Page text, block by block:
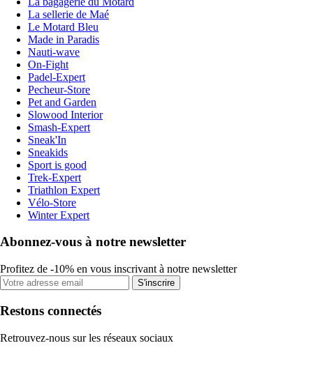
La sellerie de Maé
Le Motard Bleu
Made in Paradis
Nauti-wave
On-Fight
Padel-Expert
Pecheur-Store
Pet and Garden
Slowood Interior
Smash-Expert
Sneak'In
Sneakids
Sport is good
Trek-Expert
Triathlon Expert
Vélo-Store
Winter Expert
Abonnez-vous à notre newsletter
Profitez de -10% en vous inscrivant à notre newsletter
S'inscrire
Restons connectés
Retrouvez-nous sur les réseaux sociaux